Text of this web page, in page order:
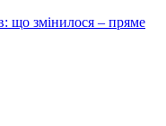
що змінилося – пряме